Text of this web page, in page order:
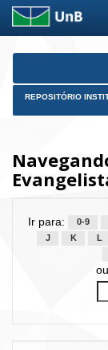
Skip
REPOSITÓRIO
Ir para: 0-9
J
K L